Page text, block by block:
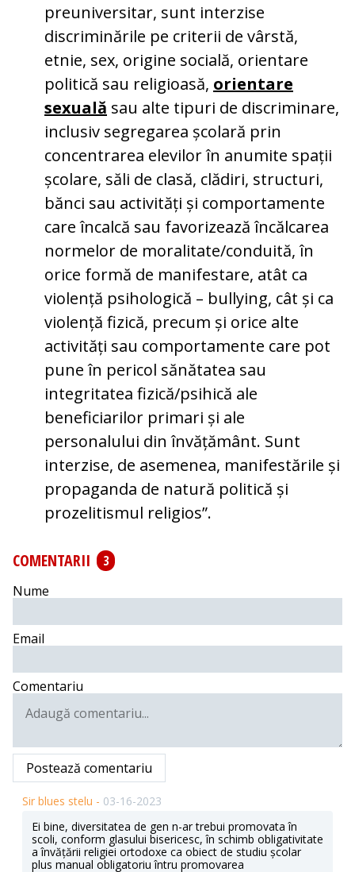
preuniversitar, sunt interzise
discriminările pe criterii de vârstă,
etnie, sex, origine socială, orientare
politică sau religioasă, orientare
sexuală sau alte tipuri de discriminare,
inclusiv segregarea școlară prin
concentrarea elevilor în anumite spații
școlare, săli de clasă, clădiri, structuri,
bănci sau activități și comportamente
care încalcă sau favorizează încălcarea
normelor de moralitate/conduită, în
orice formă de manifestare, atât ca
violență psihologică – bullying, cât și ca
violență fizică, precum și orice alte
activități sau comportamente care pot
pune în pericol sănătatea sau
integritatea fizică/psihică ale
beneficiarilor primari și ale
personalului din învățământ. Sunt
interzise, de asemenea, manifestările și
propaganda de natură politică și
prozelitismul religios”.
COMENTARII
3
Nume
Email
Comentariu
Postează comentariu
Sir blues stelu - 03-16-2023
Ei bine, diversitatea de gen n-ar trebui promovata în
scoli, conform glasului bisericesc, în schimb obligativitate
a învățării religiei ortodoxe ca obiect de studiu școlar
plus manual obligatoriu întru promovarea